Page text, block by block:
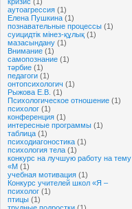
аутоагрессия (1)
Елена Пушкина (1)
познавательные процессы (1)
суицидтік мінез-құлық (1)
мазасындану (1)
Внимание (1)
самопознание (1)
тәрбие (1)
педагоги (1)
онтопсихологич (1)
Рыжова Е.В. (1)
Психологическое отношение (1)
психолог (1)
конференция (1)
интересные программы (1)
таблица (1)
психодиагоностика (1)
психология тела (1)
конкурс на лучшую работу на тему
«М (1)
учебная мотивация (1)
Конкурс учителей школ «Я –
психолог (1)
птицы (1)